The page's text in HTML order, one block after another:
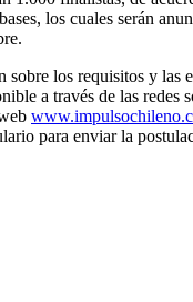
los cuales serán
sobre los requisitos y las
a través de las redes
para enviar la